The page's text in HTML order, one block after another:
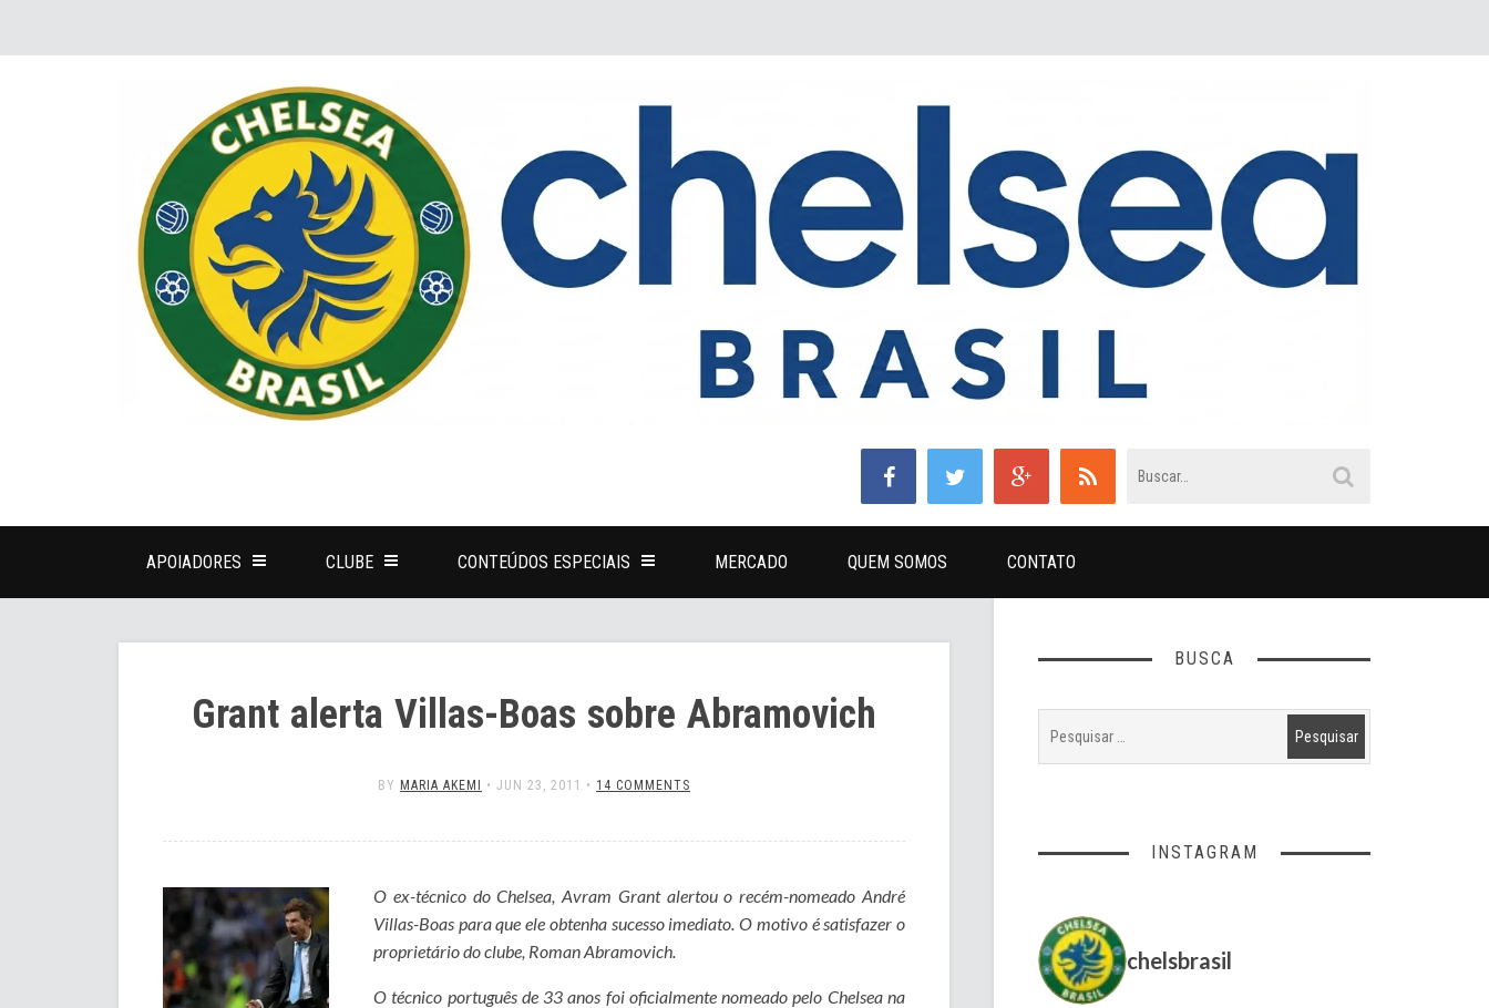
APOIADORES CLUBE CONTEÚDOS ESPECIAIS MERCADO QUEM SOMOS CONTATO
Grant alerta Villas-Boas sobre Abramovich
BY MARIA AKEMI • JUN 23, 2011 • 14 COMMENTS
O ex-técnico do Chelsea, Avram Grant alertou o recém-nomeado André
Villas-Boas para que ele obtenha sucesso imediato. O motivo é satisfazer o
proprietário do clube, Roman Abramovich.
O técnico português de 33 anos foi oficialmente nomeado pelo Chelsea na
BUSCA
INSTAGRAM
chelsbrasil